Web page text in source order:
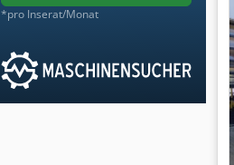
*pro Inserat/Monat